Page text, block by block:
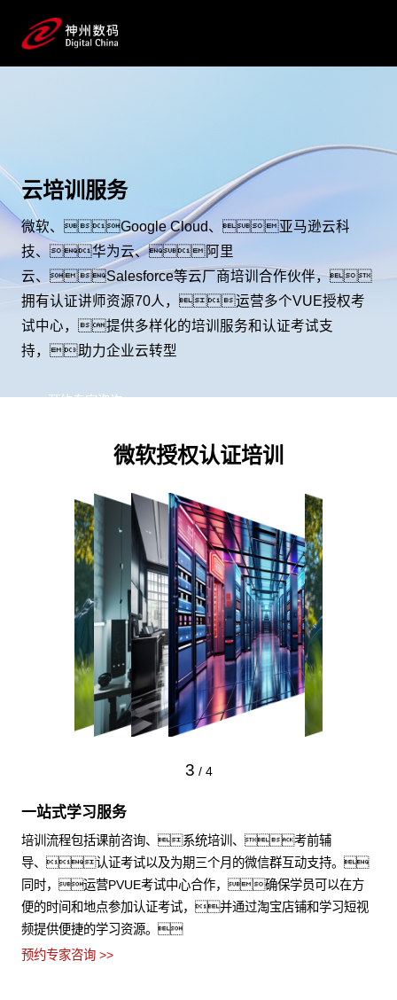
云培训服务
微软、Google Cloud、亚马逊云科
技、华为云、阿里
云、Salesforce等云厂商培训合作伙伴，
拥有认证讲师资源70人，运营多个VUE授权考
试中心，提供多样化的培训服务和认证考试支
持，助力企业云转型
预约专家咨询
微软授权认证培训
3 / 4
一站式学习服务
培训流程包括课前咨询、系统培训、考前辅
导、认证考试以及为期三个月的微信群互动支持。
同时，运营PVUE考试中心合作，确保学员可以在方
便的时间和地点参加认证考试，并通过淘宝店铺和学习短视
频提供便捷的学习资源。
预约专家咨询 >>